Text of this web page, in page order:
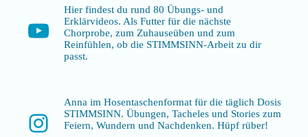
YouTube
Hier findest du rund 80 Übungs- und
Erklärvideos. Als Futter für die nächste
Chorprobe, zum Zuhauseüben und zum
Reinfühlen, ob die STIMMSINN-Arbeit zu dir
passt.
Instagram
Anna im Hosentaschenformat für die täglich Dosis
STIMMSINN. Übungen, Tacheles und Stories zum
Feiern, Wundern und Nachdenken. Hüpf rüber!